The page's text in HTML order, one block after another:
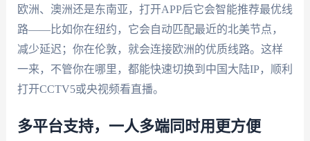
欧洲、澳洲还是东南亚，打开APP后它会智能推荐最优线
路——比如你在纽约，它会自动匹配最近的北美节点，
减少延迟；你在伦敦，就会连接欧洲的优质线路。这样
一来，不管你在哪里，都能快速切换到中国大陆IP，顺利
打开CCTV5或央视频看直播。
多平台支持，一人多端同时用更方便